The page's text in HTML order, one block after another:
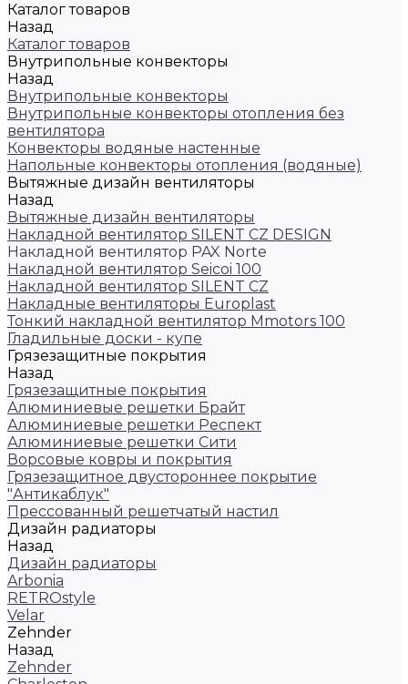
Каталог товаров
Назад
Каталог товаров
Внутрипольные конвекторы
Назад
Внутрипольные конвекторы
Внутрипольные конвекторы отопления без
вентилятора
Конвекторы водяные настенные
Напольные конвекторы отопления (водяные)
Вытяжные дизайн вентиляторы
Назад
Вытяжные дизайн вентиляторы
Накладной вентилятор SILENT CZ DESIGN
Накладной вентилятор PAX Norte
Накладной вентилятор Seicoi 100
Накладной вентилятор SILENT CZ
Накладные вентиляторы Europlast
Тонкий накладной вентилятор Mmotors 100
Гладильные доски - купе
Грязезащитные покрытия
Назад
Грязезащитные покрытия
Алюминиевые решетки Брайт
Алюминиевые решетки Респект
Алюминиевые решетки Сити
Ворсовые ковры и покрытия
Грязезащитное двустороннее покрытие
"Антикаблук"
Прессованный решетчатый настил
Дизайн радиаторы
Назад
Дизайн радиаторы
Arbonia
RETROstyle
Velar
Zehnder
Назад
Zehnder